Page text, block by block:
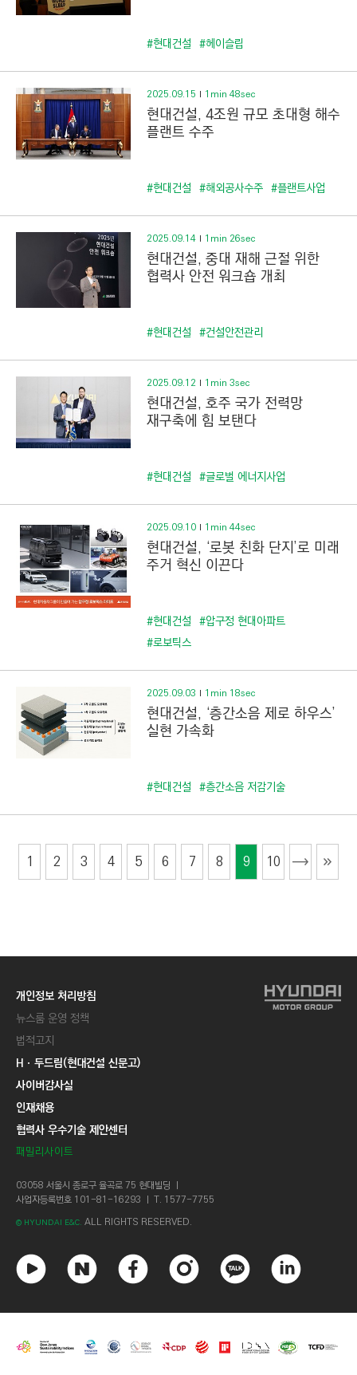
#현대건설 #헤이슬립
2025.09.15 1min 48sec
현대건설, 4조원 규모 초대형 해수
플랜트 수주
#현대건설 #해외공사수주 #플랜트사업
2025.09.14 1min 26sec
현대건설, 중대 재해 근절 위한
협력사 안전 워크숍 개최
#현대건설 #건설안전관리
2025.09.12 1min 3sec
현대건설, 호주 국가 전력망
재구축에 힘 보탠다
#현대건설 #글로벌 에너지사업
2025.09.10 1min 44sec
현대건설, ‘로봇 친화 단지’로 미래
주거 혁신 이끈다
#현대건설 #압구정 현대아파트
#로보틱스
2025.09.03 1min 18sec
현대건설, ‘층간소음 제로 하우스’
실현 가속화
#현대건설 #층간소음 저감기술
1 2 3 4 5 6 7 8 9 10
개인정보 처리방침
뉴스룸 운영 정책
법적고지
Hㆍ두드림(현대건설 신문고)
사이버감사실
인재채용
협력사 우수기술 제안센터
패밀리사이트
03058 서울시 종로구 율곡로 75 현대빌딩 ㅣ
사업자등록번호 101-81-16293 ㅣ T. 1577-7755
© HYUNDAI E&C. ALL RIGHTS RESERVED.
튜
브
이
이
스
북
스
타
그
카
오
톡
크
드
인